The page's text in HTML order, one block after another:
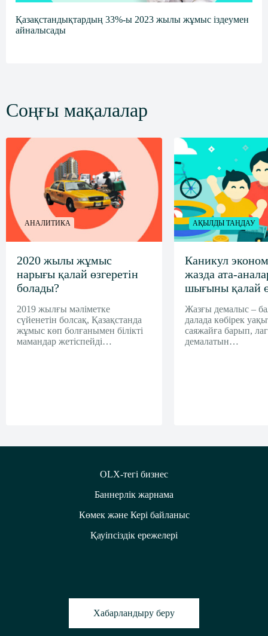
Қазақстандықтардың 33%-ы 2023 жылы жұмыс іздеумен
айналысады
Соңғы мақалалар
АНАЛИТИКА
2020 жылы жұмыс
нарығы қалай өзгеретін
болады?
2019 жылғы мәліметке
сүйенетін болсақ, Қазақстанда
жұмыс көп болғанымен білікті
мамандар жетіспейді…
АҚЫЛДЫ ТАҢДАУ
Каникул
жазда ата-
шығыны қалай
Жазғы демалыс –
далада көбірек
саяжайға барып,
демалатын…
Хабарландыру беру
OLX-тегі бизнес
Баннерлік жарнама
Көмек және Кері байланыс
Қауіпсіздік ережелері